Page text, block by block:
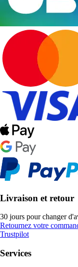
Livraison et retour
30 jours pour changer
Retournez votre
Trustpilot
Services